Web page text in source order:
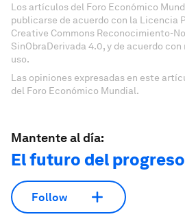
Los artículos del Foro Económico
publicarse de acuerdo con la Licencia
Creative Commons Reconocimiento-
SinObraDerivada 4.0, y de acuerdo
uso.
Las opiniones expresadas en este
del Foro Económico Mundial.
Mantente al día:
El futuro del
Follow